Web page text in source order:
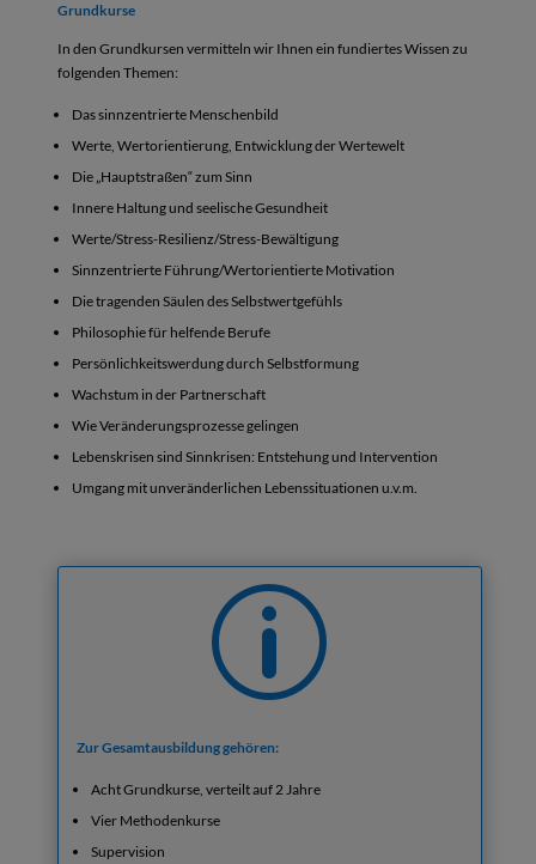
Grundkurse
In den Grundkursen vermitteln wir Ihnen ein fundiertes Wissen zu
folgenden Themen:
Das sinnzentrierte Menschenbild
Werte, Wertorientierung, Entwicklung der Wertewelt
Die „Hauptstraßen“ zum Sinn
Innere Haltung und seelische Gesundheit
Werte/Stress-Resilienz/Stress-Bewältigung
Sinnzentrierte Führung/Wertorientierte Motivation
Die tragenden Säulen des Selbstwertgefühls
Philosophie für helfende Berufe
Persönlichkeitswerdung durch Selbstformung
Wachstum in der Partnerschaft
Wie Veränderungsprozesse gelingen
Lebenskrisen sind Sinnkrisen: Entstehung und Intervention
Umgang mit unveränderlichen Lebenssituationen u.v.m.
p
Zur Gesamtausbildung gehören:
Acht Grundkurse, verteilt auf 2 Jahre
Vier Methodenkurse
Supervision